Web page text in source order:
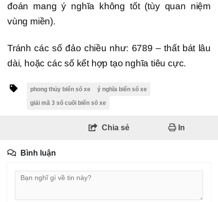
đoán mang ý nghĩa không tốt (tùy quan niệm
vùng miền).
Tránh các số đảo chiều như: 6789 – thất bát lâu
dài, hoặc các số kết hợp tạo nghĩa tiêu cực.
phong thủy biển số xe
ý nghĩa biển số xe
giải mã 3 số cuối biển số xe
Chia sẻ In
Bình luận